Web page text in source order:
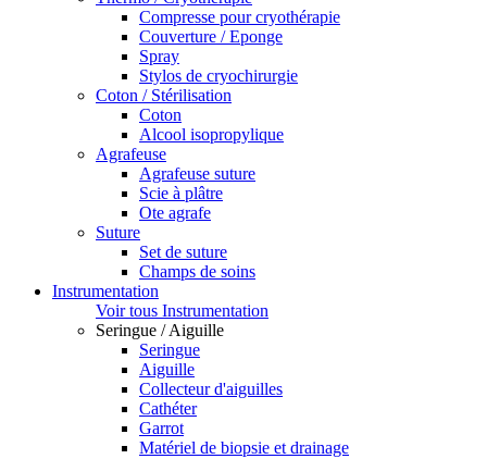
Compresse pour cryothérapie
Couverture / Eponge
Spray
Stylos de cryochirurgie
Coton / Stérilisation
Coton
Alcool isopropylique
Agrafeuse
Agrafeuse suture
Scie à plâtre
Ote agrafe
Suture
Set de suture
Champs de soins
Instrumentation
Voir tous Instrumentation
Seringue / Aiguille
Seringue
Aiguille
Collecteur d'aiguilles
Cathéter
Garrot
Matériel de biopsie et drainage